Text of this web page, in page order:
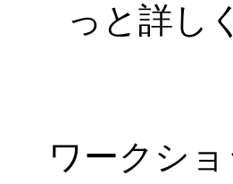
っと詳し
ワークシ